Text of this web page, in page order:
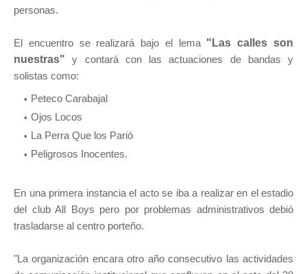
personas.
El encuentro se realizará bajo el lema"Las calles son
nuestras"y contará con las actuaciones de bandas y
solistas como:
Peteco Carabajal
Ojos Locos
La Perra Que los Parió
Peligrosos Inocentes.
En una primera instancia el acto se iba a realizar en el estadio
del club All Boys pero por problemas administrativos debió
trasladarse al centro porteño.
"La organización encara otro año consecutivo las actividades